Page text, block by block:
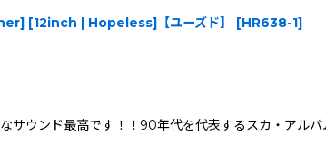
絞り込む
[12inch | Hopeless]【ユーズド】 [HR638-1]
なサウンド最高です！！90年代を代表するスカ・